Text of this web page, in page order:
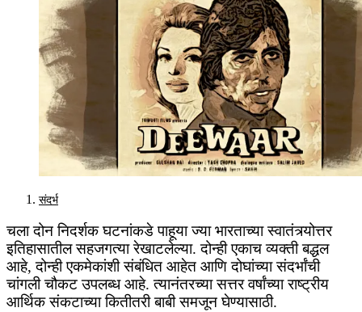
संदर्भ
चला दोन निदर्शक घटनांकडे पाहूया ज्या भारताच्या स्वातंत्र्योत्तर
इतिहासातील सहजगत्या रेखाटलेल्या. दोन्ही एकाच व्यक्ती बद्धल
आहे, दोन्ही एकमेकांशी संबंधित आहेत आणि दोघांच्या संदर्भांची
चांगली चौकट उपलब्ध आहे. त्यानंतरच्या सत्तर वर्षांच्या राष्ट्रीय
आर्थिक संकटाच्या कितीतरी बाबी समजून घेण्यासाठी.